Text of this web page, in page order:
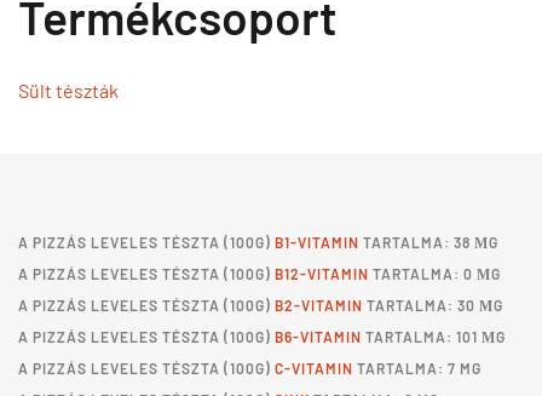
Termékcsoport
Sült tészták
A PIZZÁS LEVELES TÉSZTA (100G) B1-VITAMIN TARTALMA: 38 ΜG
A PIZZÁS LEVELES TÉSZTA (100G) B12-VITAMIN TARTALMA: 0 ΜG
A PIZZÁS LEVELES TÉSZTA (100G) B2-VITAMIN TARTALMA: 30 ΜG
A PIZZÁS LEVELES TÉSZTA (100G) B6-VITAMIN TARTALMA: 101 ΜG
A PIZZÁS LEVELES TÉSZTA (100G) C-VITAMIN TARTALMA: 7 MG